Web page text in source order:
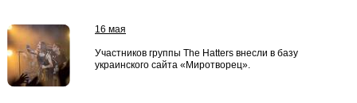
16 мая
Участников группы The Hatters внесли в базу
украинского сайта «Миротворец».